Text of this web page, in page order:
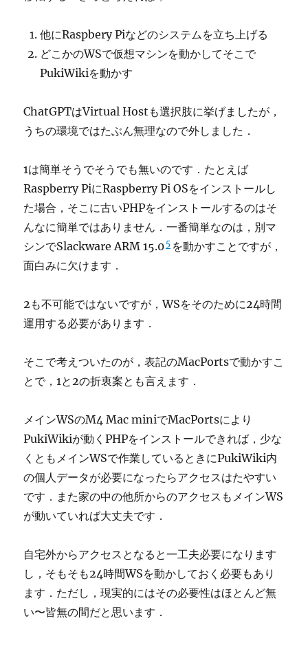
他にRaspbery Piなどのシステムを立ち上げる
どこかのWSで仮想マシンを動かしてそこで
PukiWikiを動かす
ChatGPTはVirtual Hostも選択肢に挙げましたが，
うちの環境ではたぶん無理なので外しました．
1は簡単そうでそうでも無いのです．たとえば
Raspberry PiにRaspberry Pi OSをインストールし
た場合，そこに古いPHPをインストールするのはそ
んなに簡単ではありません．一番簡単なのは，別マ
シンでSlackware ARM 15.0 5 を動かすことですが，
面白みに欠けます．
2も不可能ではないですが，WSをそのために24時間
運用する必要があります．
そこで考えついたのが，表記のMacPortsで動かすこ
とで，1と2の折衷案とも言えます．
メインWSのM4 Mac miniでMacPortsにより
PukiWikiが動くPHPをインストールできれば，少な
くともメインWSで作業しているときにPukiWiki内
の個人データが必要になったらアクセスはたやすい
です．また家の中の他所からのアクセスもメインWS
が動いていれば大丈夫です．
自宅外からアクセスとなると一工夫必要になります
し，そもそも24時間WSを動かしておく必要もあり
ます．ただし，現実的にはその必要性はほとんど無
い〜皆無の間だと思います．